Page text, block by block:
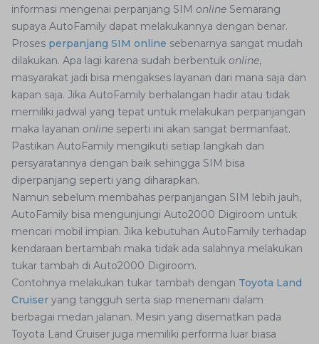
informasi mengenai perpanjang SIM online Semarang
supaya AutoFamily dapat melakukannya dengan benar.
Proses perpanjang SIM online sebenarnya sangat mudah
dilakukan. Apa lagi karena sudah berbentuk online,
masyarakat jadi bisa mengakses layanan dari mana saja dan
kapan saja. Jika AutoFamily berhalangan hadir atau tidak
memiliki jadwal yang tepat untuk melakukan perpanjangan
maka layanan online seperti ini akan sangat bermanfaat.
Pastikan AutoFamily mengikuti setiap langkah dan
persyaratannya dengan baik sehingga SIM bisa
diperpanjang seperti yang diharapkan.
Namun sebelum membahas perpanjangan SIM lebih jauh,
AutoFamily bisa mengunjungi Auto2000 Digiroom untuk
mencari mobil impian. Jika kebutuhan AutoFamily terhadap
kendaraan bertambah maka tidak ada salahnya melakukan
tukar tambah di Auto2000 Digiroom.
Contohnya melakukan tukar tambah dengan Toyota Land
Cruiser yang tangguh serta siap menemani dalam
berbagai medan jalanan. Mesin yang disematkan pada
Toyota Land Cruiser juga memiliki performa luar biasa